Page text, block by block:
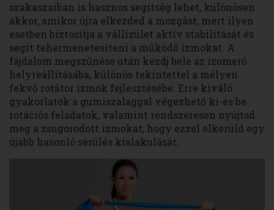
szakaszaiban is hasznos segítség lehet, különösen
akkor, amikor újra elkezded a mozgást, mert ilyen
esetben biztosítja a vállízület aktív stabilitását és
segít tehermenetesíteni a működő izmokat. A
fájdalom megszűnése után kezdj bele az izomerő
helyreállításába, különös tekintettel a mélyen
fekvő rotátor izmok fejlesztésébe. Erre kiváló
gyakorlatok a gumiszalaggal végezhető ki-és be
rotációs feladatok, valamint rendszeresen nyújtsd
meg a zsugorodott izmokat, hogy ezzel elkerüld egy
újabb hasonló sérülés kialakulását.